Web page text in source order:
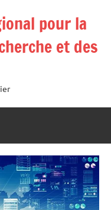
pour la
et des